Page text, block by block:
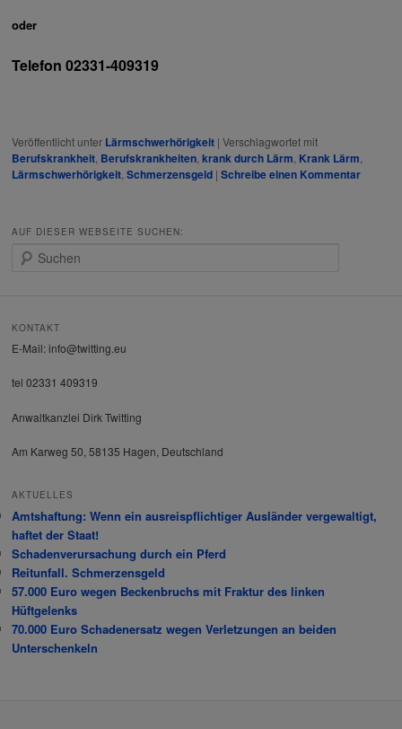
oder
Telefon 02331-409319
Veröffentlicht unter Lärmschwerhörigkeit |Verschlagwortet mit
Berufskrankheit Berufskrankheiten ,krank durch Lärm Krank Lärm
Lärmschwerhörigkeit ,Schmerzensgeld |Schreibe einen Kommentar
AUF DIESER WEBSEITE SUCHEN:
KONTAKT
E-Mail: info@twitting.eu
tel 02331 409319
Anwaltkanzlei Dirk Twitting
Am Karweg 50, 58135 Hagen, Deutschland
AKTUELLES
Amtshaftung: Wenn ein ausreispflichtiger Ausländer vergewaltigt,
haftet der Staat!
Schadenverursachung durch ein Pferd
Reitunfall. Schmerzensgeld
57.000 Euro wegen Beckenbruchs mit Fraktur des linken
Hüftgelenks
70.000 Euro Schadenersatz wegen Verletzungen an beiden
Unterschenkeln